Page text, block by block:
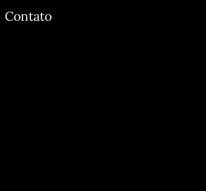
Contato